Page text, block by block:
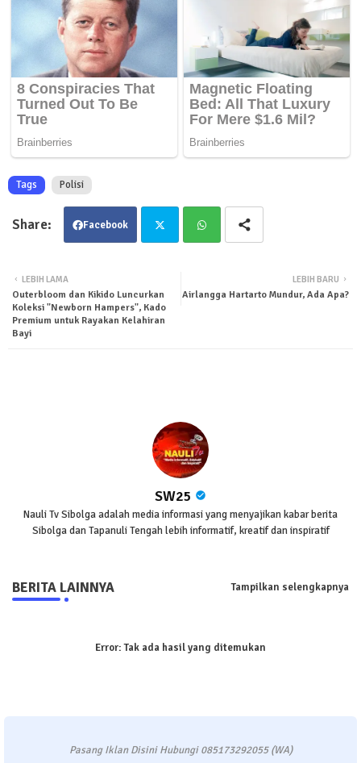
Tags Polisi
Facebook
ter tsa
LEBIH BARU
Airlangga Hartarto Mundur, Ada Apa?
LEBIH LAMA
Outerbloom dan Kikido Luncurkan
Koleksi "Newborn Hampers", Kado
Premium untuk Rayakan Kelahiran
Bayi
SW25
Nauli Tv Sibolga adalah media informasi yang menyajikan kabar berita
Sibolga dan Tapanuli Tengah lebih informatif, kreatif dan inspiratif
BERITA LAINNYA Tampilkan selengkapnya
Error:Tak ada hasil yang ditemukan
Pasang Iklan Disini Hubungi 085173292055 (WA)